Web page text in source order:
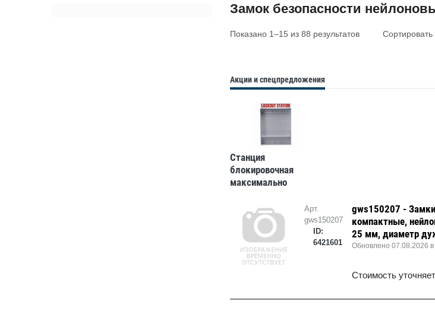
Замок безопасности
Показано 1–15 из 88 результатов Сортировать
Акции и спецпредложения
Станция
блокировочная
максимально
762x635x133 мм
Арт.
gws150207
ID:
6421601
gws150207 -
компактные,
25 мм, диаметр
Обновлено 07.08.2026
Стоимость